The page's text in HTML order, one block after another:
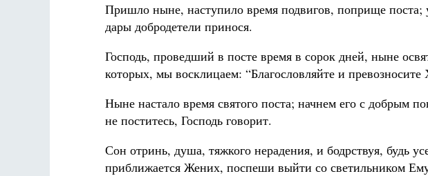
Пришло ныне, наступило время подвигов, поприще поста;
дары добродетели принося.
Господь, проведший в посте время в сорок дней, ныне
которых, мы восклицаем: “Благословляйте и превозносите
Ныне настало время святого поста; начнем его с добрым
не поститесь, Господь говорит.
Сон отринь, душа, тяжкого нерадения, и бодрствуя, будь
приближается Жених, поспеши выйти со светильником